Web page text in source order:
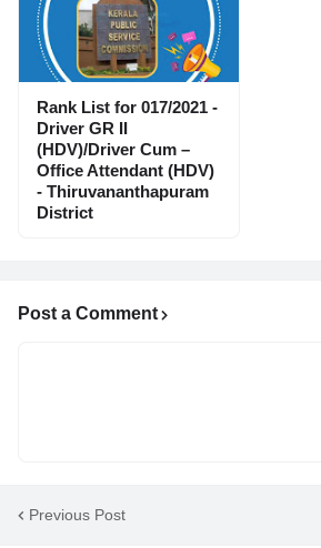
Rank List for 017/2021 -
Driver GR II
(HDV)/Driver Cum –
Office Attendant (HDV)
- Thiruvananthapuram
District
Post a Comment
Previous Post